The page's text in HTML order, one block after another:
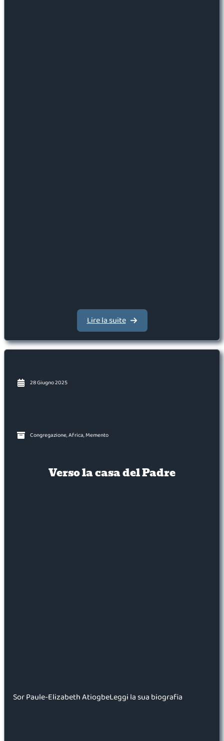
Lire la suite
28 Giugno 2025
Congregazione,Africa,Memento
Verso la casa del Padre
Sor Paule-Elizabeth AtiogbeLeggi la sua biografia